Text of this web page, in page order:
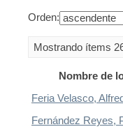
Orden:
Mostrando ítems
Nombre de
Feria Velasco,
Fernández Reyes,